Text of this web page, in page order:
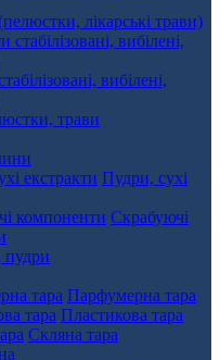
лікарські трави)
вибілені,
Пудри, сухі
Скрабуючі
Парфумерна тара
Пластикова тара
Скляна тара